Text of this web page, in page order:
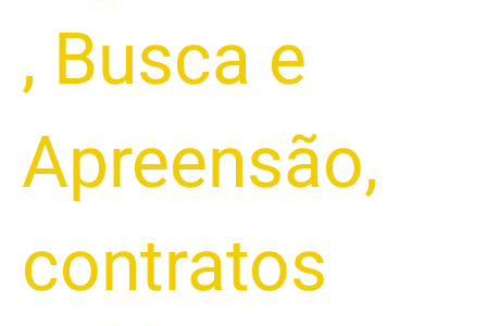
, Busca e
Apreensão,
contratos